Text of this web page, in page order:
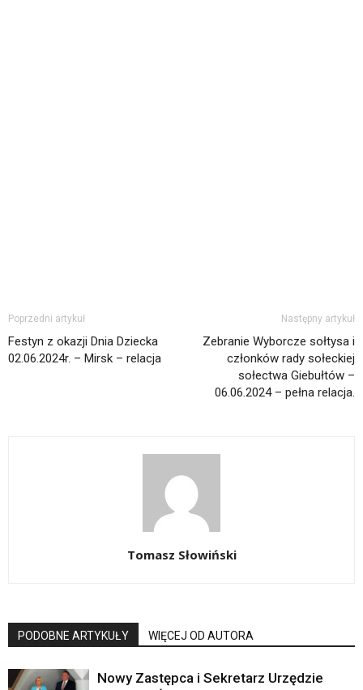
Poprzedni artykuł
Festyn z okazji Dnia Dziecka
02.06.2024r. – Mirsk – relacja
Następny artykuł
Zebranie Wyborcze sołtysa i
członków rady sołeckiej
sołectwa Giebułtów –
06.06.2024 – pełna relacja.
Tomasz Słowiński
PODOBNE ARTYKUŁY WIĘCEJ OD AUTORA
Nowy Zastępca i Sekretarz Urzędzie